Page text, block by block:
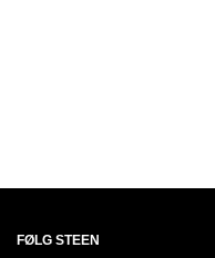
FØLG STEEN